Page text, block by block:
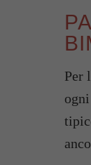
Per